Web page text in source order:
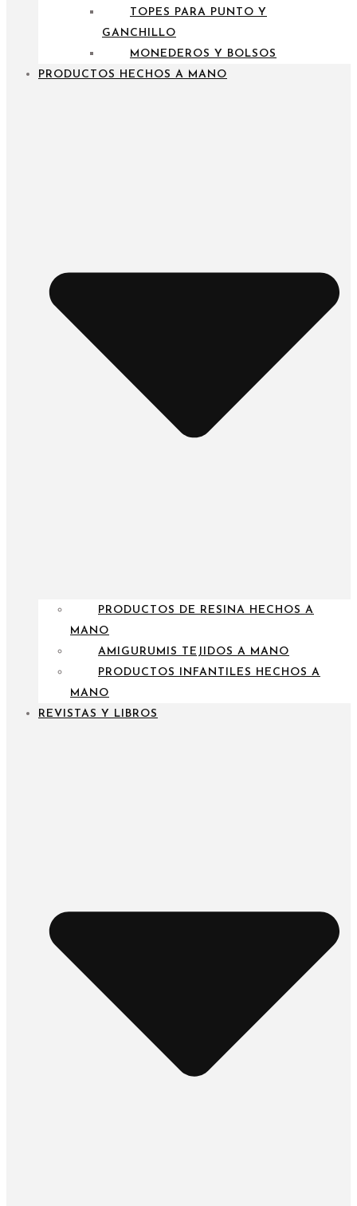
TOPES PARA PUNTO Y
GANCHILLO
MONEDEROS Y BOLSOS
PRODUCTOS HECHOS A MANO
PRODUCTOS DE RESINA HECHOS A
MANO
AMIGURUMIS TEJIDOS A MANO
PRODUCTOS INFANTILES HECHOS A
MANO
REVISTAS Y LIBROS